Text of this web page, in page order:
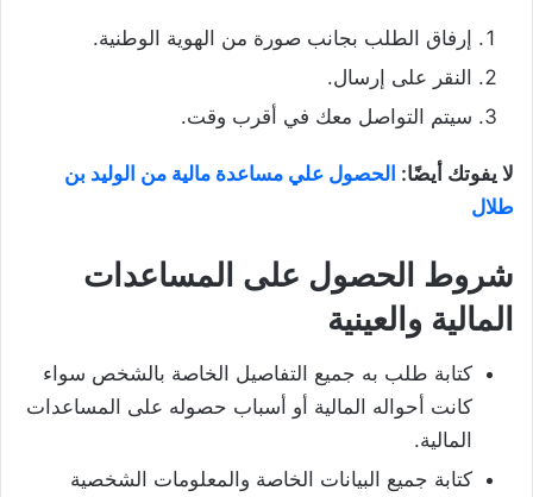
إرفاق الطلب بجانب صورة من الهوية الوطنية.
النقر على إرسال.
سيتم التواصل معك في أقرب وقت.
لا يفوتك أيضًا: الحصول علي مساعدة مالية من الوليد بن
طلال
شروط الحصول على المساعدات
المالية والعينية
كتابة طلب به جميع التفاصيل الخاصة بالشخص سواء
كانت أحواله المالية أو أسباب حصوله على المساعدات
المالية.
كتابة جميع البيانات الخاصة والمعلومات الشخصية